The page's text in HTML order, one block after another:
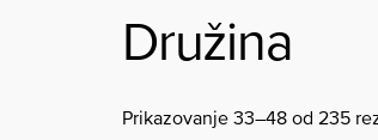
Družina
Prikazovanje 33–48 od 235